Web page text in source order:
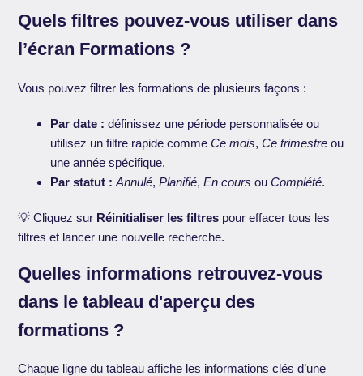
Quels filtres pouvez-vous utiliser dans
l’écran Formations ?
Vous pouvez filtrer les formations de plusieurs façons :
Par date : définissez une période personnalisée ou
utilisez un filtre rapide commeCe mois,Ce trimestre ou
une année spécifique.
Par statut : Annulé,Planifié,En cours ouComplété.
💡 Cliquez sur Réinitialiser les filtres pour effacer tous les
filtres et lancer une nouvelle recherche.
Quelles informations retrouvez-vous
dans le tableau d'aperçu des
formations ?
Chaque ligne du tableau affiche les informations clés d’une